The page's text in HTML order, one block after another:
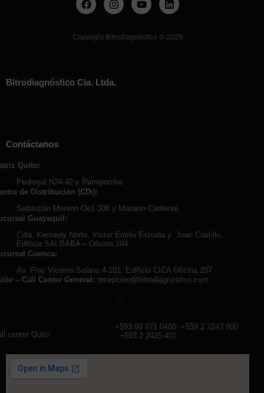
Copyright Bitrodiagnóstico © 2025
Bitrodiagnóstico Cia. Ltda.
Contáctanos
Quito:
Pedregal N34-42 y Rumipamba
de Distribución (CDi):
Sebastián Moreno Oe1-308 y Mariano Cardenal
Guayaquil:
Cdla. Kennedy Norte, Víctor Emilio Estrada y Juan Castillo,
Edificio SAI BABA – Oficina 104
Cuenca:
Av. Fray Vicente Solano 4-101, Edificio CICA Oficina 207
– Call Center General: recepcion@bitrodiagnostico.com
center Quito
+593 99 871 0480+539 2 2243 800
+593 2 2435 401